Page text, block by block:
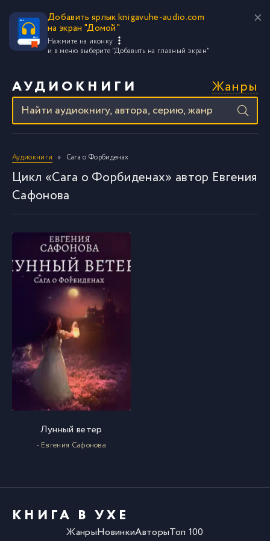
Добавить ярлык knigavuhe-audio.com
на экран "Домой"
Нажмите на иконку
и в меню выберите "Добавить на главный экран"
АУДИОКНИГИ Жанры
Аудиокниги Сага о Форбиденах
Цикл «Сага о Форбиденах» автор Евгения
Сафонова
Лунный ветер
- Евгения Сафонова
КНИГА В УХЕ
ЖанрыНовинкиАвторыТоп 100